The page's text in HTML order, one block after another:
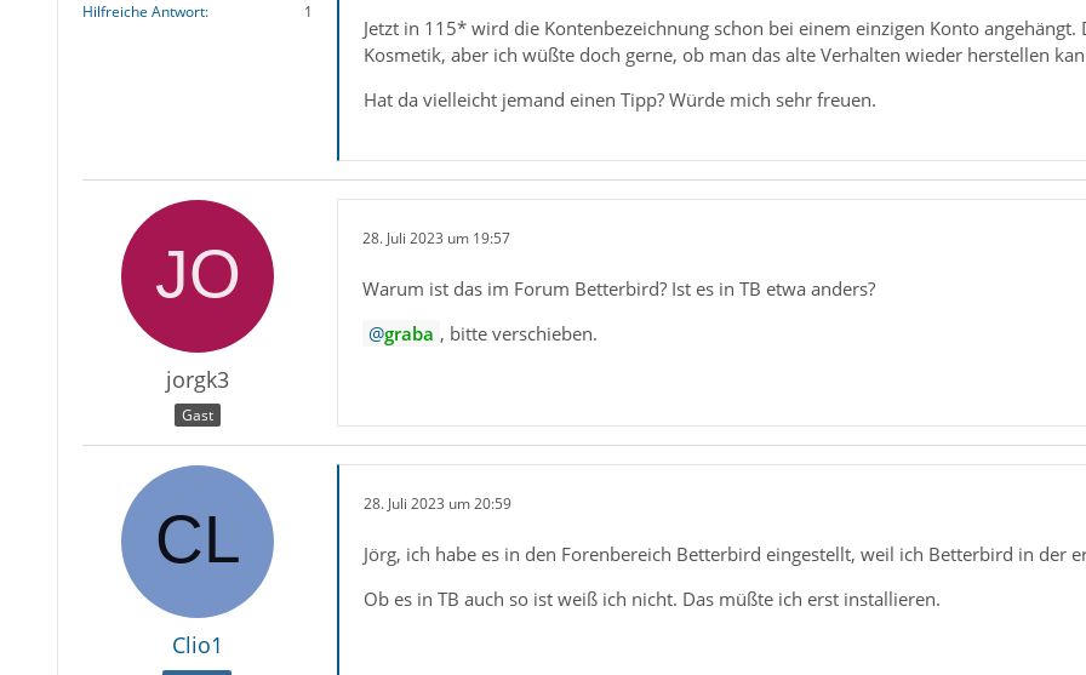
Hilfreiche Antwort
1
Jetzt in 115* wird die Kontenbezeichnung schon bei einem einzigen Konto
Kosmetik, aber ich wüßte doch gerne, ob man das alte Verhalten wieder herstellen
Hat da vielleicht jemand einen Tipp? Würde mich sehr freuen.
jorgk3
Gast
28. Juli 2023 um 19:57
Warum ist das im Forum Betterbird? Ist es in TB etwa anders?
graba , bitte verschieben.
Clio1
28. Juli 2023 um 20:59
Jörg, ich habe es in den Forenbereich Betterbird eingestellt, weil ich Betterbird in der
Ob es in TB auch so ist weiß ich nicht. Das müßte ich erst installieren.